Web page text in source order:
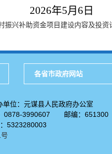
6日
振兴补助资金项目建设内容及投资
各省市政府网站
位：元谋县人民政府办公室
0878-3990607 邮编：651300
5323280003